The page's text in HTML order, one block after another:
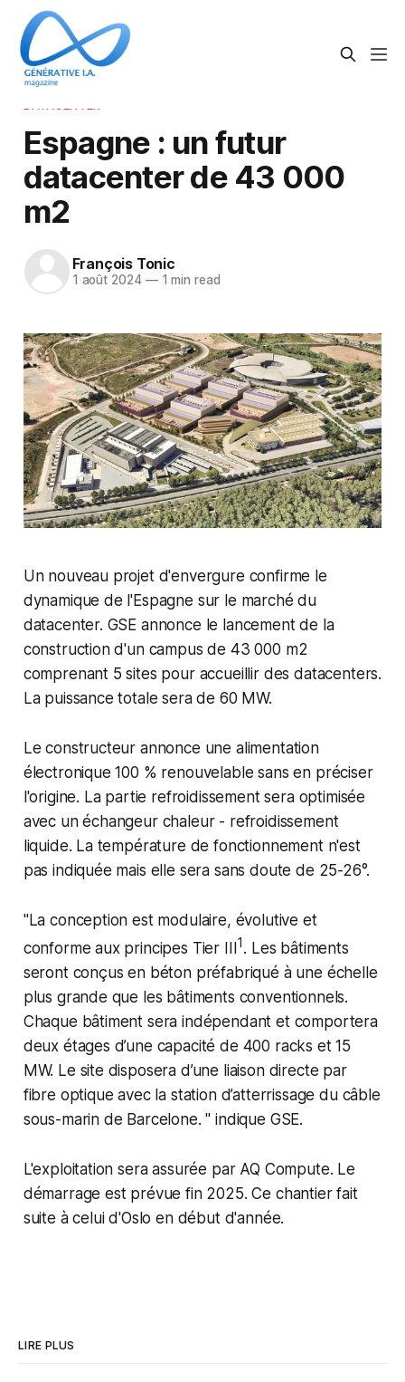
Espagne : un futur
datacenter de 43 000
m2
François Tonic
1 août 2024 —1 min read
Un nouveau projet d'envergure confirme le
dynamique de l'Espagne sur le marché du
datacenter. GSE annonce le lancement de la
construction d'un campus de 43 000 m2
comprenant 5 sites pour accueillir des datacenters.
La puissance totale sera de 60 MW.
Le constructeur annonce une alimentation
électronique 100 % renouvelable sans en préciser
l'origine. La partie refroidissement sera optimisée
avec un échangeur chaleur - refroidissement
liquide. La température de fonctionnement n'est
pas indiquée mais elle sera sans doute de 25-26°.
"La conception est modulaire, évolutive et
conforme aux principes Tier III1. Les bâtiments
seront conçus en béton préfabriqué à une échelle
plus grande que les bâtiments conventionnels.
Chaque bâtiment sera indépendant et comportera
deux étages d’une capacité de 400 racks et 15
MW. Le site disposera d’une liaison directe par
fibre optique avec la station d’atterrissage du câble
sous-marin de Barcelone. " indique GSE.
L'exploitation sera assurée par AQ Compute. Le
démarrage est prévue fin 2025. Ce chantier fait
suite à celui d'Oslo en début d'année.
LIRE PLUS